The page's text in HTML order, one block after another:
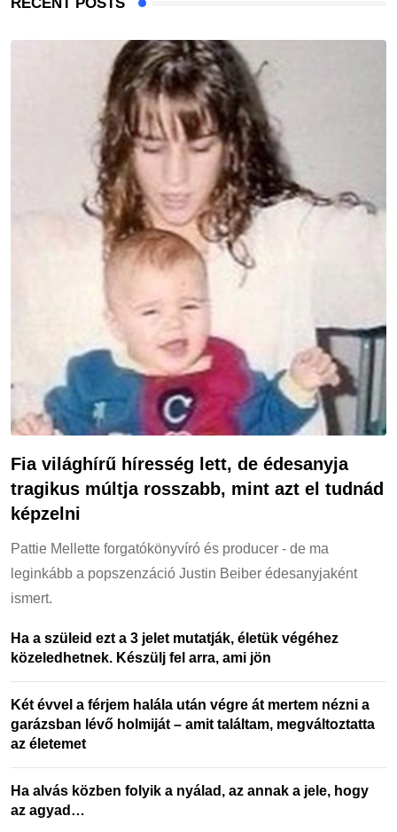
RECENT POSTS
Fia világhírű híresség lett, de édesanyja
tragikus múltja rosszabb, mint azt el tudnád
képzelni
Pattie Mellette forgatókönyvíró és producer - de ma
leginkább a popszenzáció Justin Beiber édesanyjaként
ismert.
Ha a szüleid ezt a 3 jelet mutatják, életük végéhez
közeledhetnek. Készülj fel arra, ami jön
Két évvel a férjem halála után végre át mertem nézni a
garázsban lévő holmiját – amit találtam, megváltoztatta
az életemet
Ha alvás közben folyik a nyálad, az annak a jele, hogy
az agyad…